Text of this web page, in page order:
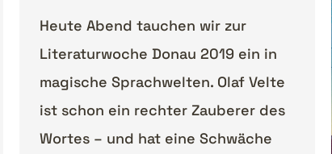
Heute Abend tauchen wir zur
Literaturwoche Donau 2019 ein in
magische Sprachwelten. Olaf Velte
ist schon ein rechter Zauberer des
Wortes – und hat eine Schwäche